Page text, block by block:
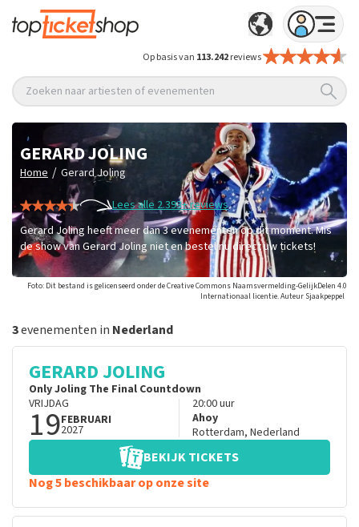
Op basis van 113.242reviews
Zoeken naar artiesten of evenementen
GERARD JOLING
Home / Gerard Joling
Lees alle 2.393+ reviews
Gerard Joling heeft meer dan 3 evenementen op dit moment. Mis
de show van Gerard Joling niet en bestel nu direct uw tickets!
Foto: Dit bestand is gelicenseerd onder de Creative Commons Naamsvermelding-GelijkDelen 4.0
Internationaal licentie. Auteur Sjaakpeppel
3evenementen in Nederland
GERARD JOLING
Only Joling The Final Countdown
VRIJDAG
19FEBRUARI
2027
20:00uur
Ahoy
Rotterdam, Nederland
BEKIJK TICKETS
Nog 5 beschikbaar op onze site